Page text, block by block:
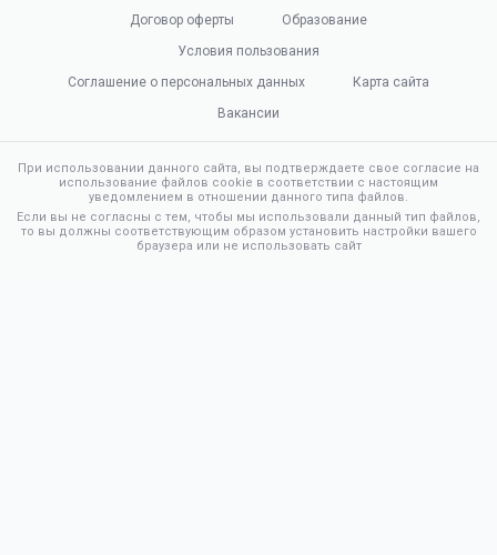
Договор оферты
Образование
Условия пользования
Соглашение о персональных данных
Карта сайта
Вакансии
При использовании данного сайта, вы подтверждаете свое согласие на
использование файлов cookie в соответствии с настоящим
уведомлением в отношении данного типа файлов.
Если вы не согласны с тем, чтобы мы использовали данный тип файлов,
то вы должны соответствующим образом установить настройки вашего
браузера или не использовать сайт